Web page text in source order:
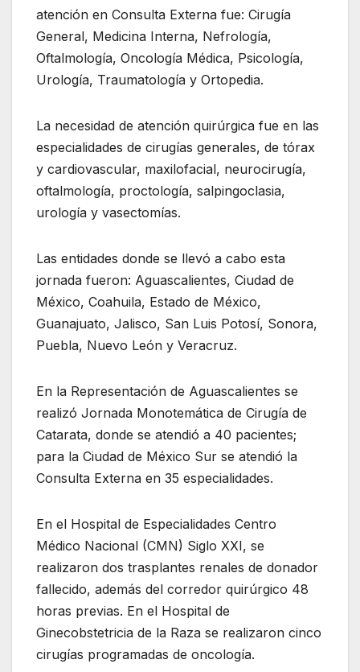
atención en Consulta Externa fue: Cirugía
General, Medicina Interna, Nefrología,
Oftalmología, Oncología Médica, Psicología,
Urología, Traumatología y Ortopedia.
La necesidad de atención quirúrgica fue en las
especialidades de cirugías generales, de tórax
y cardiovascular, maxilofacial, neurocirugía,
oftalmología, proctología, salpingoclasia,
urología y vasectomías.
Las entidades donde se llevó a cabo esta
jornada fueron: Aguascalientes, Ciudad de
México, Coahuila, Estado de México,
Guanajuato, Jalisco, San Luis Potosí, Sonora,
Puebla, Nuevo León y Veracruz.
En la Representación de Aguascalientes se
realizó Jornada Monotemática de Cirugía de
Catarata, donde se atendió a 40 pacientes;
para la Ciudad de México Sur se atendió la
Consulta Externa en 35 especialidades.
En el Hospital de Especialidades Centro
Médico Nacional (CMN) Siglo XXI, se
realizaron dos trasplantes renales de donador
fallecido, además del corredor quirúrgico 48
horas previas. En el Hospital de
Ginecobstetricia de la Raza se realizaron cinco
cirugías programadas de oncología.